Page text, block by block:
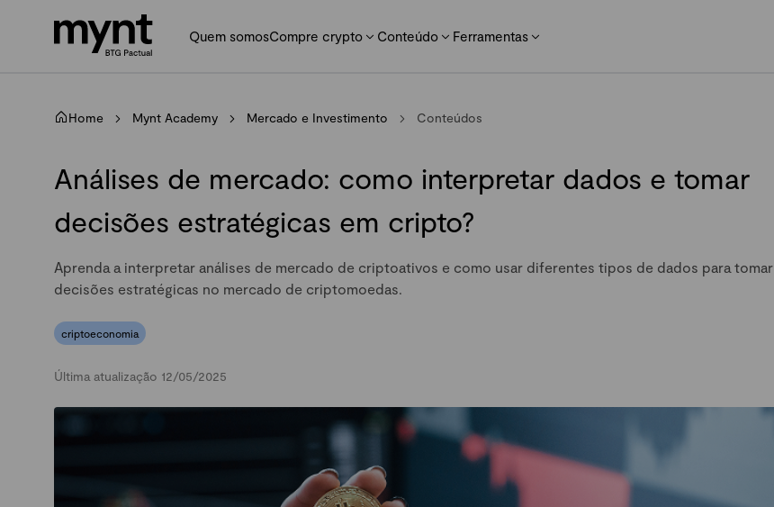
Quem somosCompre crypto Conteúdo Ferramentas
Home Mynt Academy Mercado e Investimento Conteúdos
Análises de mercado: como interpretar dados e tomar
decisões estratégicas em cripto?
Aprenda a interpretar análises de mercado de criptoativos e como usar diferentes tipos de dados para tomar
decisões estratégicas no mercado de criptomoedas.
criptoeconomia
Última atualização 12/05/2025